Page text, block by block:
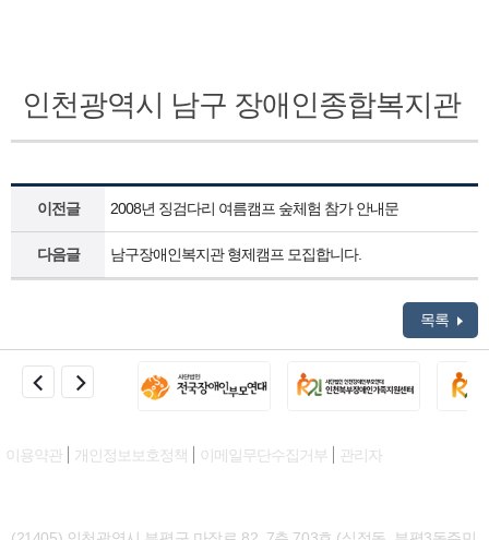
인천광역시 남구 장애인종합복지관
이전글 2008년 징검다리 여름캠프 숲체험 참가 안내문
다음글 남구장애인복지관 형제캠프 모집합니다.
목록
이용약관 개인정보보호정책 이메일무단수집거부 관리자